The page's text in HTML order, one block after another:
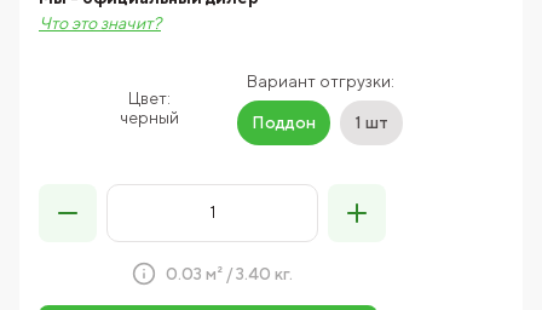
Цвет:
черный
Вариант отгрузки:
Поддон 1 шт
Что это значит?
0.03 м² / 3.40 кг.